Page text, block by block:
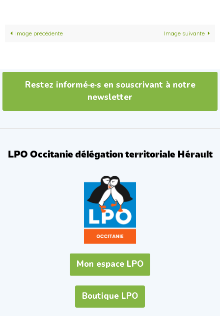
Image précédente Image suivante
Restez informé·e·s en souscrivant à notre
newsletter
LPO Occitanie délégation territoriale Hérault
Mon espace LPO
Boutique LPO